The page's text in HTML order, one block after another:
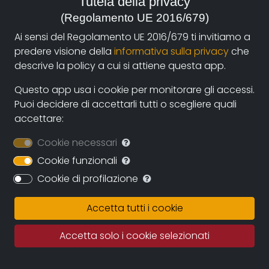
Genre:
Society
daniele@danielemarzeddu.com(autore)
Synopsis
In the paths that lead to calli di mestieri and artisan
workshops where wood, stucco and glass are worked,
one wonders what is, to this day, the place that
artisans occupy in the economy of a city like Venice.
From this emerged a small cross-section of the work
situation in the three sectors with the opinions of
young Venetians.
(Regolamento UE 2016/679)
Ai sensi del Regolamento UE 2016/679 ti invitiamo a
predere visione della informativa sulla privacyche
descrive la policy a cui si attiene questa app.
Questo app usa i cookie per monitorare gli accessi.
Puoi decidere di accettarli tutti o scegliere quali
accettare:
Cookie necessari
Cookie funzionali
Cookie di profilazione
Accetta tutti i cookie
Accetta solo i cookie selezionati